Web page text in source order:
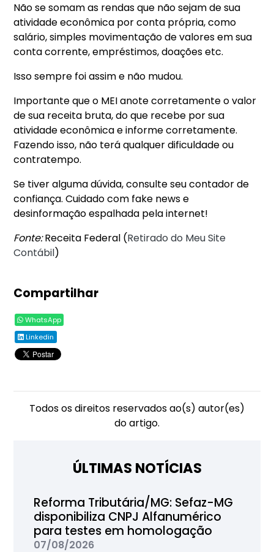
Não se somam as rendas que não sejam de sua
atividade econômica por conta própria, como
salário, simples movimentação de valores em sua
conta corrente, empréstimos, doações etc.
Isso sempre foi assim e não mudou.
Importante que o MEI anote corretamente o valor
de sua receita bruta, do que recebe por sua
atividade econômica e informe corretamente.
Fazendo isso, não terá qualquer dificuldade ou
contratempo.
Se tiver alguma dúvida, consulte seu contador de
confiança. Cuidado com fake news e
desinformação espalhada pela internet!
Fonte:Receita Federal (Retirado do Meu Site
Contábil)
Compartilhar
WhatsApp
Linkedin
Todos os direitos reservados ao(s) autor(es)
do artigo.
ÚLTIMAS NOTÍCIAS
Reforma Tributária/MG: Sefaz-MG
disponibiliza CNPJ Alfanumérico
para testes em homologação
07/08/2026